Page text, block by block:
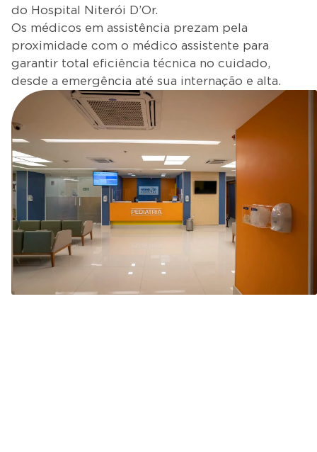
do Hospital Niterói D’Or.
Os médicos em assistência prezam pela
proximidade com o médico assistente para
garantir total eficiência técnica no cuidado,
desde a emergência até sua internação e alta.